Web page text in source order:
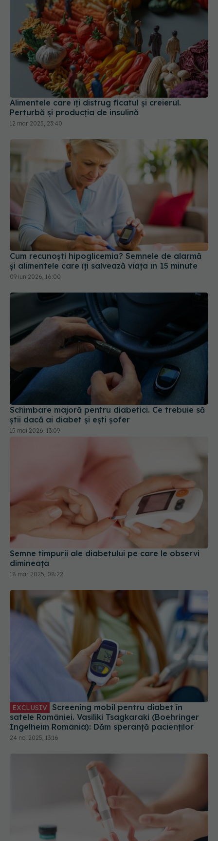
Alimentele care îți distrug ficatul și creierul.
Perturbă și producția de insulină
12 mar 2025, 23:40
Cum recunoști hipoglicemia? Semnele de alarmă
și alimentele care îți salvează viața în 15 minute
09 iun 2026, 16:00
Schimbare majoră pentru diabetici. Ce trebuie să
știi dacă ai diabet și ești șofer
15 mai 2026, 13:09
Semne timpurii ale diabetului pe care le observi
dimineața
18 mar 2025, 08:22
satele României. Vasiliki Tsagkaraki (Boehringer
Ingelheim România): Dăm speranță pacienților
24 noi 2025, 13:16